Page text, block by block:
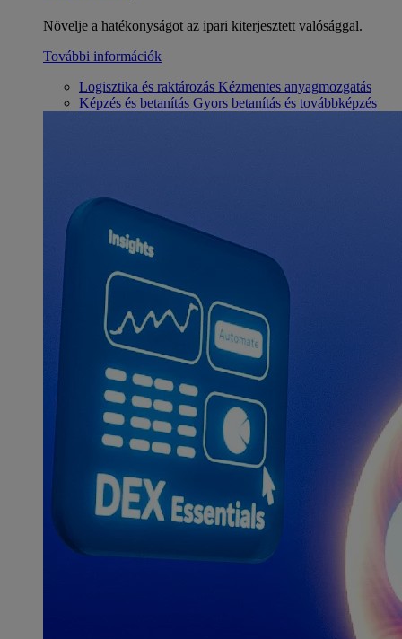
Növelje a hatékonyságot az ipari kiterjesztett valósággal.
További információk
Logisztika és raktározás Kézmentes anyagmozgatás
Képzés és betanítás Gyors betanítás és továbbképzés